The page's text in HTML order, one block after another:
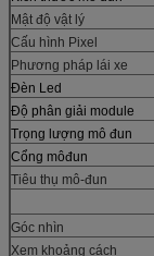
Mật độ vật lý
Cấu hình Pixel
Phương pháp lái xe
Đèn Led
Độ phân giải module
Trọng lượng mô đun
Cổng môđun
Tiêu thụ mô-đun
Góc nhìn
Xem khoảng cách